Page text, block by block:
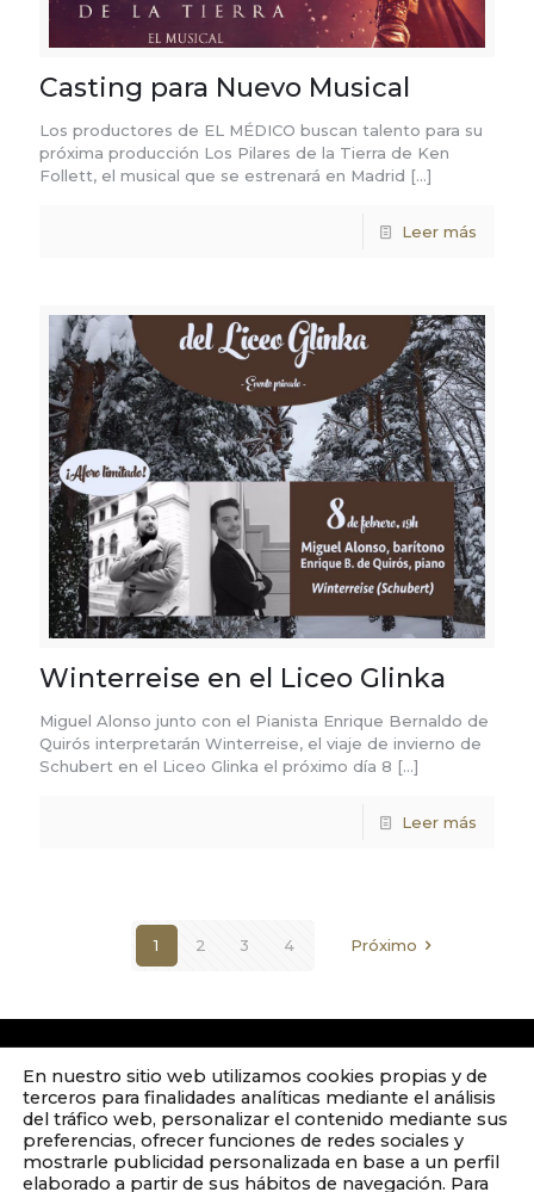
Casting para Nuevo Musical
Los productores de EL MÉDICO buscan talento para su
próxima producción Los Pilares de la Tierra de Ken
Follett, el musical que se estrenará en Madrid […]
Leer más
Winterreise en el Liceo Glinka
Miguel Alonso junto con el Pianista Enrique Bernaldo de
Quirós interpretarán Winterreise, el viaje de invierno de
Schubert en el Liceo Glinka el próximo día 8 […]
Leer más
1 2 3 4 Próximo
En nuestro sitio web utilizamos cookies propias y de
terceros para finalidades analíticas mediante el análisis
del tráfico web, personalizar el contenido mediante sus
preferencias, ofrecer funciones de redes sociales y
mostrarle publicidad personalizada en base a un perfil
elaborado a partir de sus hábitos de navegación. Para